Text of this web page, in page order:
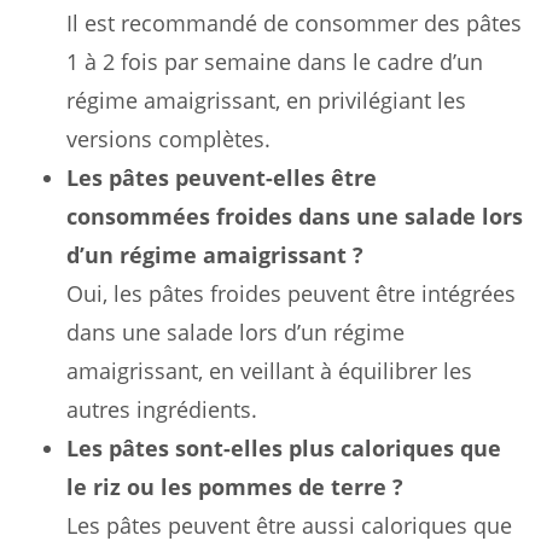
Il est recommandé de consommer des pâtes
1 à 2 fois par semaine dans le cadre d’un
régime amaigrissant, en privilégiant les
versions complètes.
Les pâtes peuvent-elles être
consommées froides dans une salade lors
d’un régime amaigrissant ?
Oui, les pâtes froides peuvent être intégrées
dans une salade lors d’un régime
amaigrissant, en veillant à équilibrer les
autres ingrédients.
Les pâtes sont-elles plus caloriques que
le riz ou les pommes de terre ?
Les pâtes peuvent être aussi caloriques que